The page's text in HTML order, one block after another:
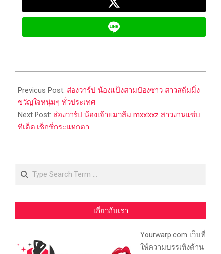
04-
05
Previous Post: ส่องวาร์ป น้องแป้งสามป๋องซาว สาวสตีมมิ่ง
ขวัญใจหนุ่มๆ ทั่วประเทศ
Next Post: ส่องวาร์ป น้องเจ้าแมวส้ม mxxlxxz สาวงานแซ่บ
ทีเด็ด เซ็กซี่กระแทกตา
เกี่ยวกับเรา
Yourwarp.com เว็บที่
ให้ความบรรเทิงด้าน